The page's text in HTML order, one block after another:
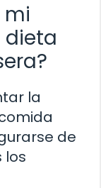
mi
dieta
la
de
los